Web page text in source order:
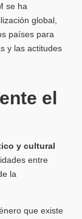
se ha
global,
países para
y las actitudes
el
y cultural
entre
la
que existe